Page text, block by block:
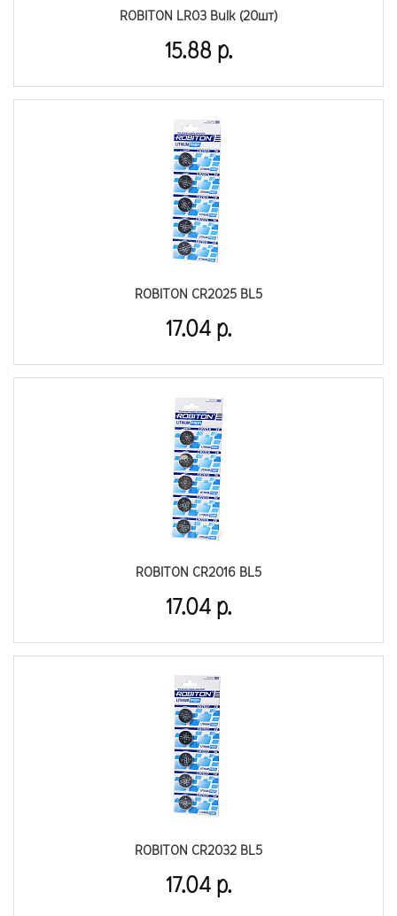
ROBITON LR03 Bulk (20шт)
15.88 р.
ROBITON CR2025 BL5
17.04 р.
ROBITON CR2016 BL5
17.04 р.
ROBITON CR2032 BL5
17.04 р.